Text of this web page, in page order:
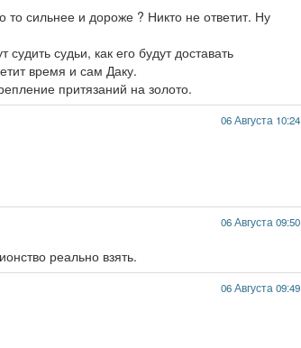
сильнее и дороже ? Никто не ответит. Ну
судьи, как его будут доставать
время и сам Даку.
притязаний на золото.
06 Августа 10:24
06 Августа 09:50
реально взять.
06 Августа 09:49